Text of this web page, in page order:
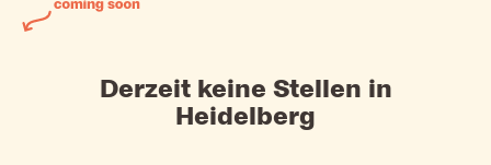
Derzeit keine Stellen in
Heidelberg